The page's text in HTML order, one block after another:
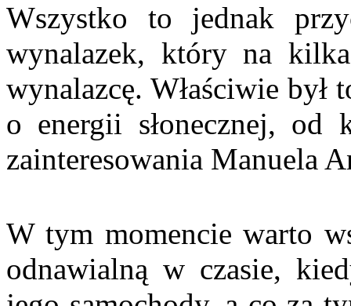
Wszystko to jednak
wynalazek, który na
wynalazcę. Właściwie był
o energii słonecznej, od
zainteresowania Manuela
W tym momencie warto
odnawialną w czasie,